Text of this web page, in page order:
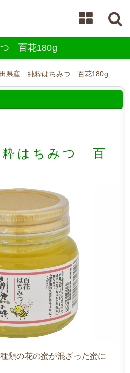
百花180g
県産 純粋はちみつ 百花180g
はちみつ 百
類の花の蜜が混ざった蜜に